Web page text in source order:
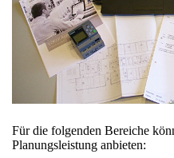
Für die folgenden Bereiche
Planungsleistung anbieten: